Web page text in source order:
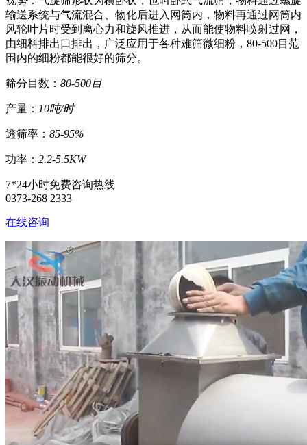
输送系统与气流混合、物化后进入网筒内，物料再通过网筒内
风轮叶片时受到离心力和旋风推进，从而能使物料喷射过网，
由细料排出口排出，广泛应用于各种难筛微细粉，80-500目范
围内的细粉都能很好的筛分。
筛分目数： 80-500目
产量： 10吨/时
透筛率： 85-95%
功率： 2.2-5.5KW
7*24小时免费咨询热线
0373-268 2333
在线咨询